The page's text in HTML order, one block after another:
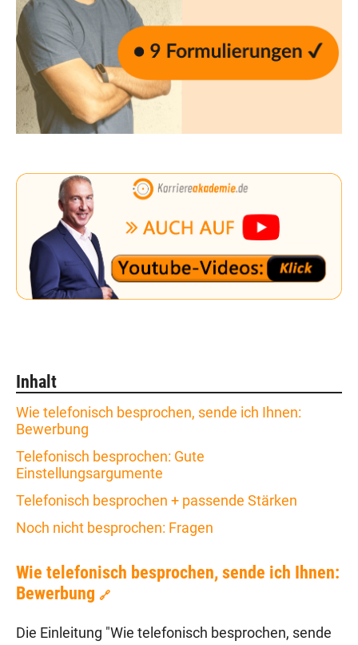
Inhalt
Wie telefonisch besprochen, sende ich Ihnen:
Bewerbung
Telefonisch besprochen: Gute
Einstellungsargumente
Telefonisch besprochen + passende Stärken
Noch nicht besprochen: Fragen
Wie telefonisch besprochen, sende ich Ihnen:
Bewerbung 🔗
Die Einleitung "Wie telefonisch besprochen, sende